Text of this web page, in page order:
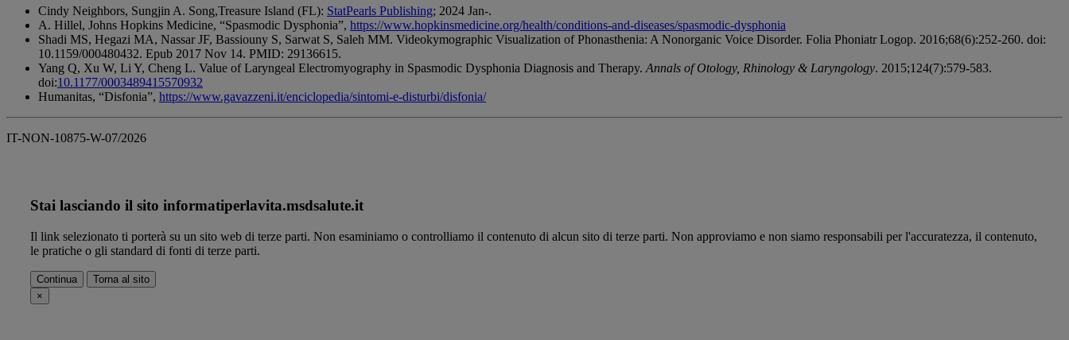
Cindy Neighbors, Sungjin A. Song,Treasure Island (FL): StatPearls Publishing; 2024 Jan-.
A. Hillel, Johns Hopkins Medicine, “Spasmodic Dysphonia”, https://www.hopkinsmedicine.org/health/conditions-and-diseases/spasmodic-dysphonia
Shadi MS, Hegazi MA, Nassar JF, Bassiouny S, Sarwat S, Saleh MM. Videokymographic Visualization of Phonasthenia: A Nonorganic Voice Disorder. Folia Phoniatr Logop. 2016;68(6):252-260. doi:
10.1159/000480432. Epub 2017 Nov 14. PMID: 29136615.
Yang Q, Xu W, Li Y, Cheng L. Value of Laryngeal Electromyography in Spasmodic Dysphonia Diagnosis and Therapy. Annals of Otology, Rhinology & Laryngology. 2015;124(7):579-583.
doi:10.1177/0003489415570932
Humanitas, “Disfonia”, https://www.gavazzeni.it/enciclopedia/sintomi-e-disturbi/disfonia/
IT-NON-10875-W-07/2026
Stai lasciando il sito informatiperlavita.msdsalute.it
Il link selezionato ti porterà su un sito web di terze parti. Non esaminiamo o controlliamo il contenuto di alcun sito di terze parti. Non approviamo e non siamo responsabili per l'accuratezza, il contenuto,
le pratiche o gli standard di fonti di terze parti.
Continua
Torna al sito
×